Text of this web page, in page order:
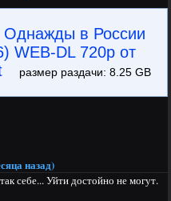
Однажды в России
WEB-DL 720p от
размер раздачи: 8.25 GB
назад)
себе... Уйти достойно не могут.